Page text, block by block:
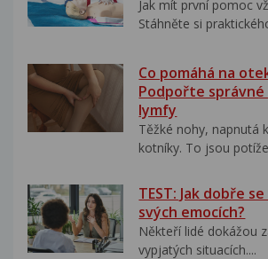
Jak mít první pomoc
Stáhněte si
Co pomáhá na
Podpořte
lymfy
Těžké nohy, napnutá
kotníky. To jsou
TEST: Jak dobře
svých emocích?
Někteří lidé dokážou
vypjatých situacích....